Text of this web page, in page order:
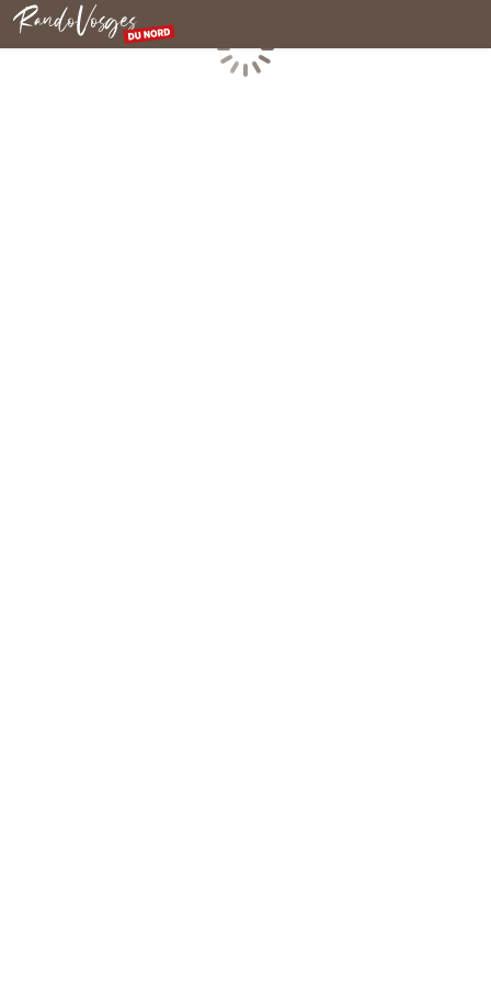
Rando Vosges du Nord
Chargement